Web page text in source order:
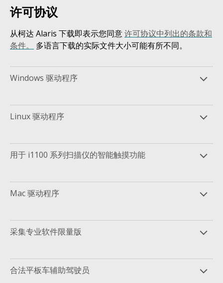
许可协议
从柯达 Alaris 下载即表示您同意许可协议中列出的条款和
条件。
多语言下载的实际文件大小可能有所不同。
Windows 驱动程序
Linux 驱动程序
用于 i1100 系列扫描仪的智能触摸功能
Mac 驱动程序
采集专业软件限量版
合法平板车辅助驾驶员